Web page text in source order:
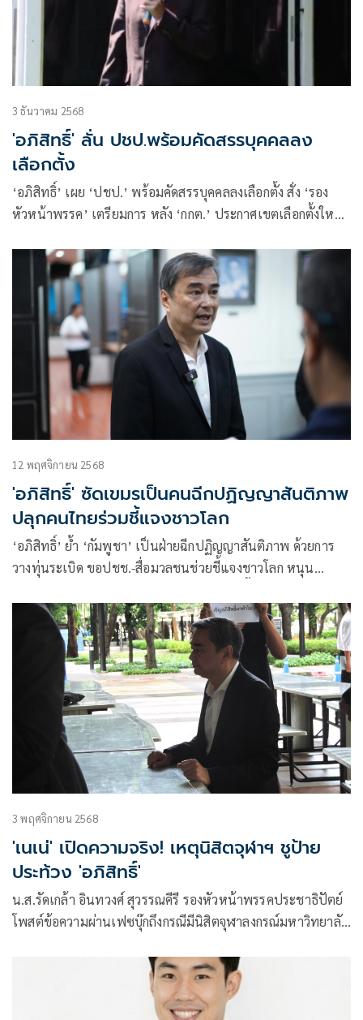
3 ธันวาคม 2568
'อภิสิทธิ์'​ ลั่น​ ปชป.พร้อมคัดสรรบุคคลลง
เลือกตั้ง
‘อภิสิทธิ์’​ เผย​ ‘ปชป.’ พร้อมคัดสรรบุคคลลงเลือกตั้ง​ สั่ง​ ‘รอง
หัวหน้าพรรค​’ เตรียมการ หลัง ‘กกต.’ ประกาศเขตเลือกตั้งใหม่​
12 พฤศจิกายน 2568
'อภิสิทธิ์' ซัดเขมรเป็นคนฉีกปฏิญญาสันติภาพ
ปลุกคนไทยร่วมชี้แจงชาวโลก
‘อภิสิทธิ์’ ย้ำ ‘กัมพูชา’ เป็นฝ่ายฉีกปฏิญญาสันติภาพ ด้วยการ
วางทุ่นระเบิด ขอปชช.-สื่อมวลชนช่วยชี้แจงชาวโลก หนุน
ปัญหาสแกมเมอร์ว่าควรทำอย่างไร
3 พฤศจิกายน 2568
'เนเน่' เปิดความจริง! เหตุนิสิตจุฬาฯ ชูป้าย
ประท้วง 'อภิสิทธิ์'
น.ส.รัดเกล้า อินทวงศ์ สุวรรณคีรี รองหัวหน้าพรรคประชาธิปัตย์
โพสต์ข้อความผ่านเฟซบุ๊กถึงกรณีมีนิสิตจุฬาลงกรณ์มหาวิทยาลัย